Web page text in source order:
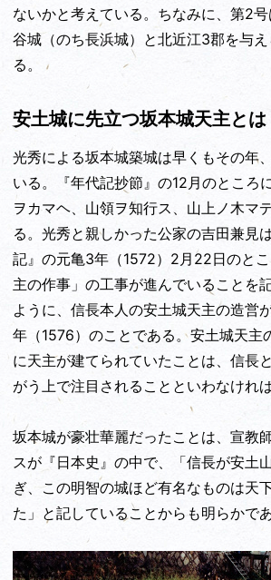
ないかと考えている。ちなみに、第2
谷城（のち長浜城）と北近江3郡を与
る。
安土城に先立つ坂本城天主とは
光秀による坂本城築城は早くもその年
いる。『年代記抄節』の12月のところ
ヲカマヘ、山領ヲ知行ス、山上ノ木マ
る。光秀と親しかった公家の吉田兼見
記』の元亀3年（1572）2月22日のと
主の作事」の工事が進んでいることを
ように、信長本人の安土城天主の造営
年（1576）のことである。安土城天主
に天主が建てられていたことは、信長
がう上で注目されることといわなけれ
坂本城が豪壮華麗だったことは、宣教
スが『日本史』の中で、「信長が安土
ぎ、この明智の城ほど有名なものは天
た」と記していることからも明らかであ